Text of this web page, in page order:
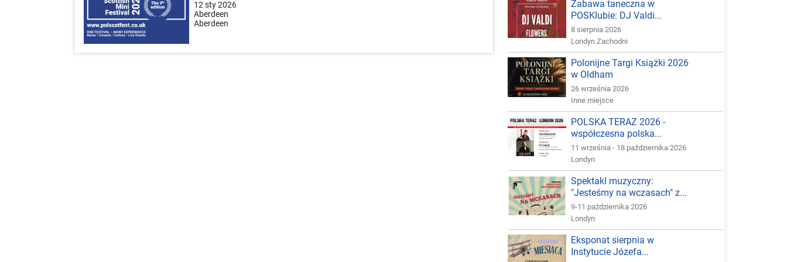
12 sty 2026
Aberdeen
Aberdeen
Zabawa taneczna w
POSKlubie: DJ Valdi...
8 sierpnia 2026
Londyn Zachodni
Polonijne Targi Książki 2026
w Oldham
26 września 2026
Inne miejsce
POLSKA TERAZ 2026 -
współczesna polska...
11 września - 18 października 2026
Londyn
Spektakl muzyczny:
"Jesteśmy na wczasach" z...
9-11 października 2026
Londyn
Eksponat sierpnia w
Instytucie Józefa...